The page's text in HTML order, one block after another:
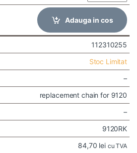
Adauga in cos
112310255
Stoc Limitat
–
replacement chain for 9120
–
9120RK
84,70 lei cu TVA